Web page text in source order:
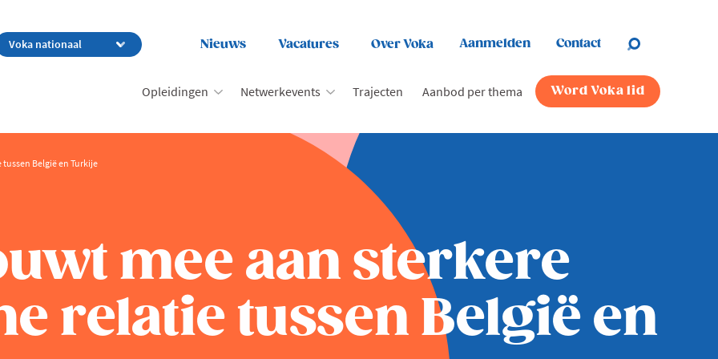
Nieuws Vacatures Over Voka Aanmelden Contact
Opleidingen Netwerkevents Trajecten Aanbod per thema Word Voka lid
België en Turkije
mee aan sterkere
relatie tussen België en